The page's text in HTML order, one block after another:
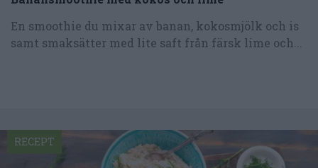
En smoothie du mixar av banan, kokosmjölk och is
samt smaksätter med lite saft från färsk lime och...
RECEPT